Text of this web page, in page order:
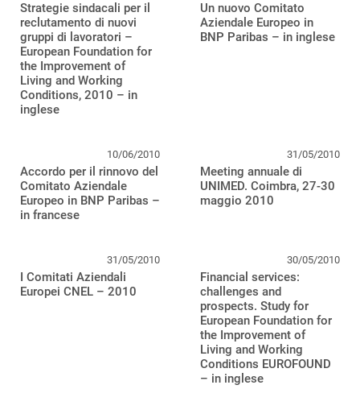
Strategie sindacali per il
reclutamento di nuovi
gruppi di lavoratori –
European Foundation for
the Improvement of
Living and Working
Conditions, 2010 – in
inglese
Un nuovo Comitato
Aziendale Europeo in
BNP Paribas – in inglese
10/06/2010
Accordo per il rinnovo del
Comitato Aziendale
Europeo in BNP Paribas –
in francese
31/05/2010
Meeting annuale di
UNIMED. Coimbra, 27-30
maggio 2010
31/05/2010
I Comitati Aziendali
Europei CNEL – 2010
30/05/2010
Financial services:
challenges and
prospects. Study for
European Foundation for
the Improvement of
Living and Working
Conditions EUROFOUND
– in inglese